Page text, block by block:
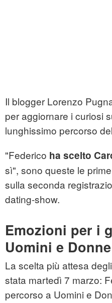
Il blogger Lorenzo
per aggiornare i curiosi
lunghissimo percorso
"Federico ha scelto
sì", sono queste le
sulla seconda
dating-show.
Emozioni per i
Uomini e Donne
La scelta più attesa
stata martedì 7 marzo:
percorso a Uomini e